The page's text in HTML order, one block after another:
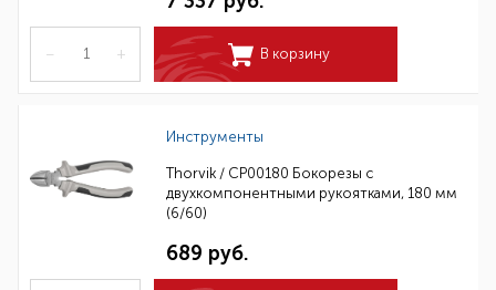
– + В корзину
Инструменты
Thorvik / CP00180 Бокорезы с
двухкомпонентными рукоятками, 180 мм
(6/60)
689 руб.